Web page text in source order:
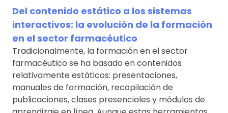
Del contenido estático a los sistemas
interactivos: la evolución de la formación
en el sector farmacéutico
Tradicionalmente, la formación en el sector
farmacéutico se ha basado en contenidos
relativamente estáticos: presentaciones,
manuales de formación, recopilación de
publicaciones, clases presenciales y módulos de